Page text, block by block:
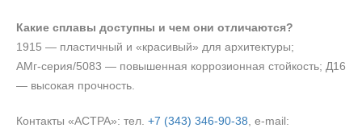
Какие сплавы доступны и чем они отличаются?
1915 — пластичный и «красивый» для архитектуры;
АМг‑серия/5083 — повышенная коррозионная стойкость; Д16
— высокая прочность.
Контакты «АСТРА»: тел. +7 (343) 346‑90‑38 , e‑mail: